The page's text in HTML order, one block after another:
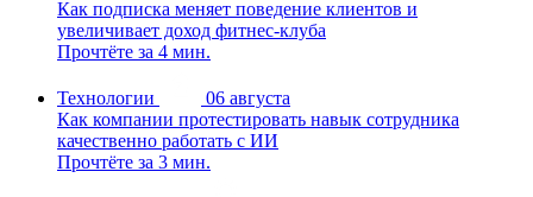
Как подписка меняет поведение клиентов и
увеличивает доход фитнес-клуба
Прочтёте за 4 мин.
Технологии
06 августа
Как компании протестировать навык сотрудника
качественно работать с ИИ
Прочтёте за 3 мин.